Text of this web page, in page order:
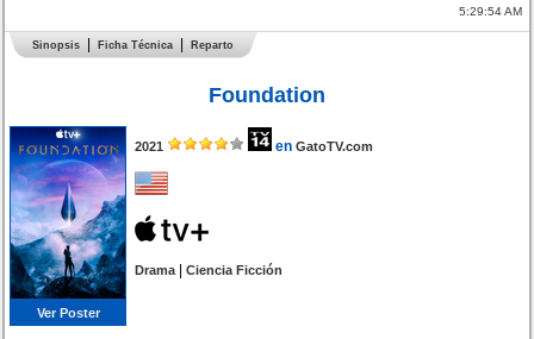
5:29:54 AM
Sinopsis Ficha Técnica Reparto
Foundation
Ver Poster
2021 en GatoTV.com
Drama|Ciencia Ficción